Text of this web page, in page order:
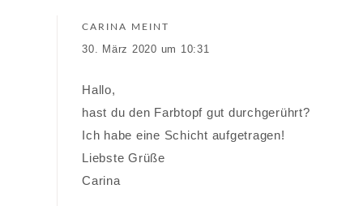
CARINA MEINT
30. März 2020 um 10:31
Hallo,
hast du den Farbtopf gut durchgerührt?
Ich habe eine Schicht aufgetragen!
Liebste Grüße
Carina